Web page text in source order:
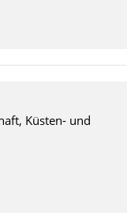
Küsten- und